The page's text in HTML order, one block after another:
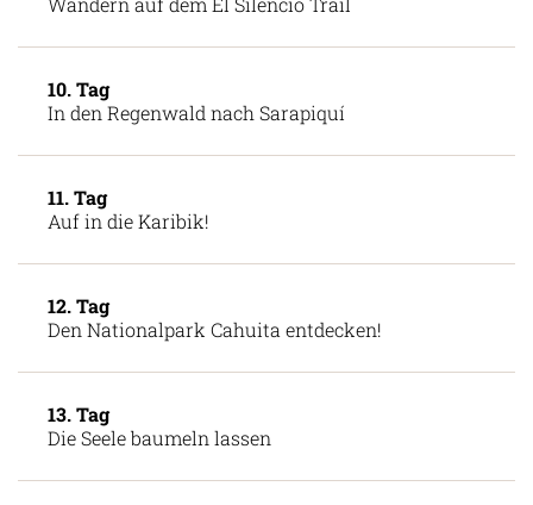
9. Tag
10. Tag
11. Tag
12. Tag
13. Tag